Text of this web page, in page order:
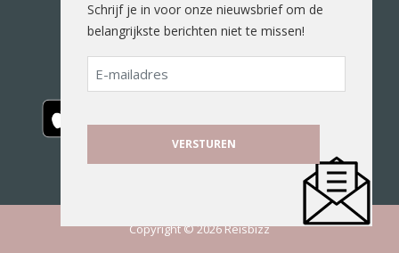
Copyright © 2026 Reisbizz
Schrijf je in voor onze nieuwsbrief om de
belangrijkste berichten niet te missen!
E-
mailadres